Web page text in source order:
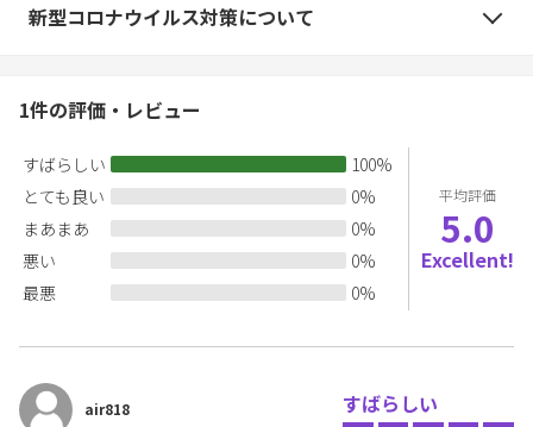
新型コロナウイルス対策について
1件の評価・レビュー
すばらしい 100%
とても良い
0%
まあまあ
0%
悪い
0%
最悪
0%
平均評価
5.0
Excellent!
air818 すばらしい